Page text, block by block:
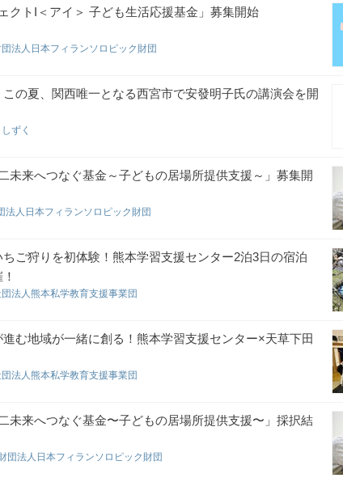
クトI＜アイ＞ 子ども生活応援基金」募集開始
法人日本フィランソロピック財団
の夏、関西唯一となる西宮市で安發明子氏の講演会を開
ずく
未来へつなぐ基金～子どもの居場所提供支援～」募集開
法人日本フィランソロピック財団
ご狩りを初体験！熊本学習支援センター2泊3日の宿泊
法人熊本私学教育支援事業団
む地域が一緒に創る！熊本学習支援センター×天草下田
法人熊本私学教育支援事業団
未来へつなぐ基金〜子どもの居場所提供支援〜」採択結
団法人日本フィランソロピック財団